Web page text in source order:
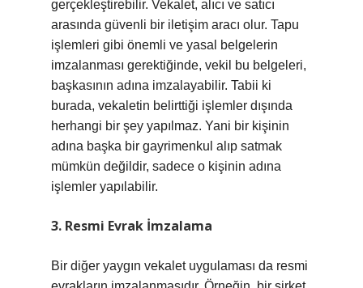
gerçekleştirebilir. Vekalet, alıcı ve satıcı
arasında güvenli bir iletişim aracı olur. Tapu
işlemleri gibi önemli ve yasal belgelerin
imzalanması gerektiğinde, vekil bu belgeleri,
başkasının adına imzalayabilir. Tabii ki
burada, vekaletin belirttiği işlemler dışında
herhangi bir şey yapılmaz. Yani bir kişinin
adına başka bir gayrimenkul alıp satmak
mümkün değildir, sadece o kişinin adına
işlemler yapılabilir.
3. Resmi Evrak İmzalama
Bir diğer yaygın vekalet uygulaması da resmi